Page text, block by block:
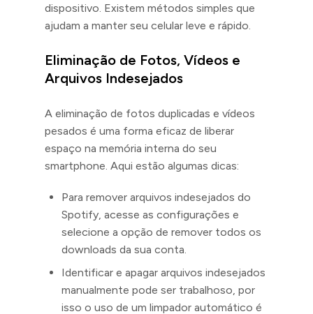
dispositivo. Existem métodos simples que
ajudam a manter seu celular leve e rápido.
Eliminação de Fotos, Vídeos e
Arquivos Indesejados
A eliminação de fotos duplicadas e vídeos
pesados é uma forma eficaz de liberar
espaço na memória interna do seu
smartphone. Aqui estão algumas dicas:
Para remover arquivos indesejados do
Spotify, acesse as configurações e
selecione a opção de remover todos os
downloads da sua conta.
Identificar e apagar arquivos indesejados
manualmente pode ser trabalhoso, por
isso o uso de um limpador automático é